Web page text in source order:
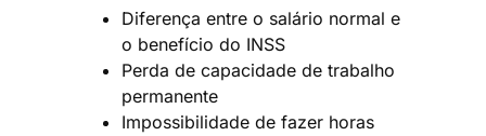
Diferença entre o salário normal e
o benefício do INSS
Perda de capacidade de trabalho
permanente
Impossibilidade de fazer horas